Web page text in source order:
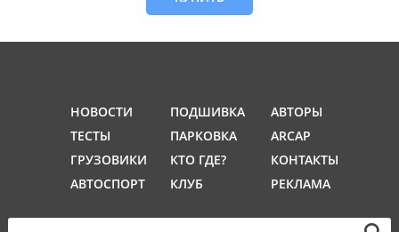
НОВОСТИ
ТЕСТЫ
ГРУЗОВИКИ
АВТОСПОРТ
ПОДШИВКА
ПАРКОВКА
КТО ГДЕ?
КЛУБ
АВТОРЫ
ARCAP
КОНТАКТЫ
РЕКЛАМА